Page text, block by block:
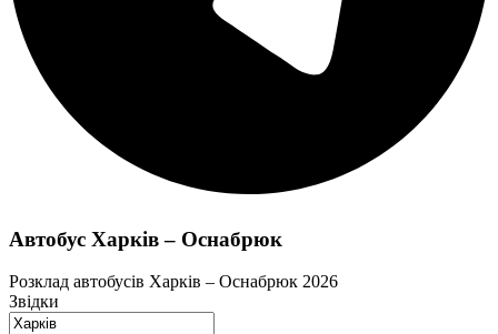
Автобус Харків – Оснабрюк
Розклад автобусів Харків – Оснабрюк 2026
Звідки